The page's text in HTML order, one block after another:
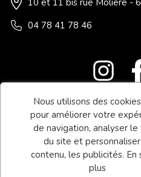
10 et 11 bis rue Molière -
04 78 41 78 46
Conditions
Mentions
Nous utilisons des
pour améliorer votre
de navigation, analyser le
du site et
contenu, les publicités. En
plus